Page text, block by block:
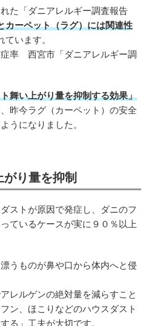
た「ダニアレルギー調査報告
カーペット（ラグ）には関連性
います。
症率 西宮市「ダニアレルギー調
舞い上がり量を抑制する効果」
昨今ラグ（カーペット）の安全
うになりました。
り量を抑制
ストが原因で発症し、ダニのフ
ているケースが実に９０％以上
うものが鼻や口から体内へと侵
レルゲンの絶対量を減らすこと
ン、ほこりなどのハウスダスト
る」工夫が大切です。